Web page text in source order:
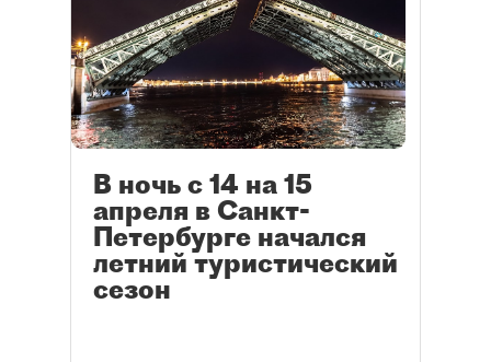
В ночь с 14 на 15
апреля в Санкт-
Петербурге начался
летний туристический
сезон